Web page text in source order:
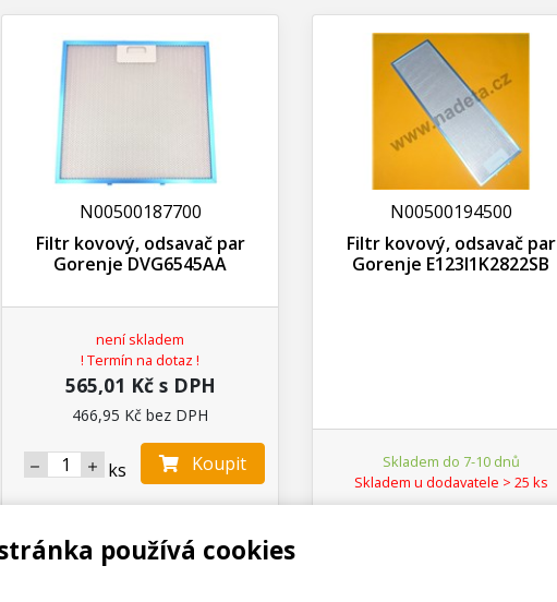
používá cookies
N00500187700
Filtr kovový, odsavač par
Gorenje DVG6545AA
není skladem
! Termín na dotaz !
565,01 Kč s DPH
466,95 Kč bez DPH
ks Koupit
N00500194500
Filtr kovový, odsavač par
Gorenje E123I1K2822SB
Skladem do 7-10 dnů
Skladem u dodavatele > 25 ks